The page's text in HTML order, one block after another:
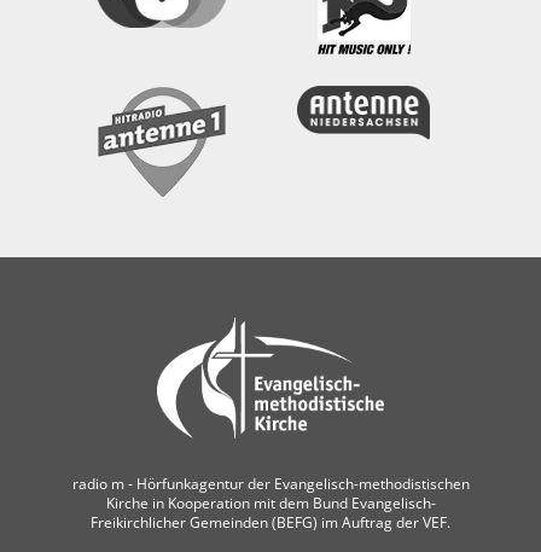
radio m ‐ Hörfunkagentur der Evangelisch-methodistischen
Kirche in Kooperation mit dem Bund Evangelisch-
Freikirchlicher Gemeinden (BEFG) im Auftrag der VEF.